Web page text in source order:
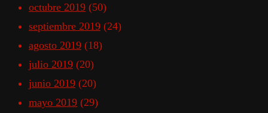
octubre 2019 (50)
septiembre 2019 (24)
agosto 2019 (18)
julio 2019 (20)
junio 2019 (20)
mayo 2019 (29)